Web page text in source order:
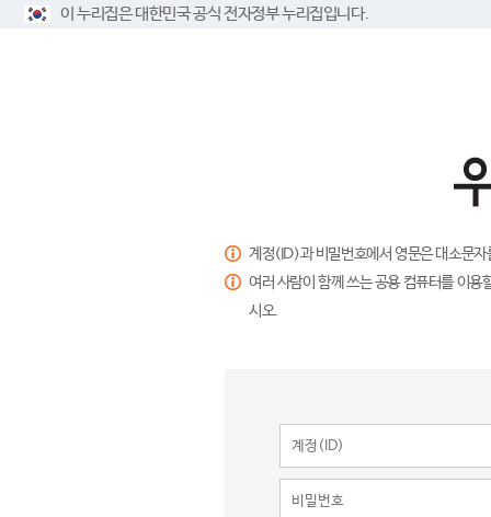
이 누리집은 대한민국 공식 전자정부 누리집입니다.
계정(ID)과 비밀번호에서 영문은 대소문
여러 사람이 함께 쓰는 공용 컴퓨터를 이
시오.